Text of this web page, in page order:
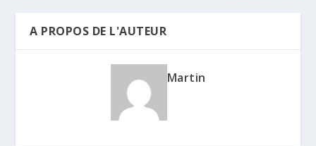
A PROPOS DE L'AUTEUR
Martin